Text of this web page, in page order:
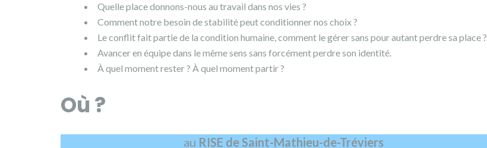
Quelle place donnons-nous au travail dans nos vies ?
Comment notre besoin de stabilité peut conditionner nos choix ?
Le conflit fait partie de la condition humaine, comment le gérer sans pour autant perdre sa place ?
Avancer en équipe dans le même sens sans forcément perdre son identité.
À quel moment rester ? À quel moment partir ?
Où ?
au RISE de Saint-Mathieu-de-Tréviers